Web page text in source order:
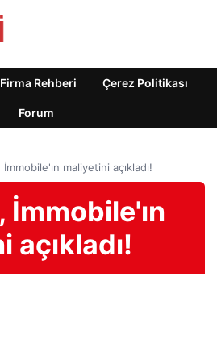
Firma Rehberi Çerez Politikası
Forum
maliyetini açıkladı!
İmmobile'ın
açıkladı!